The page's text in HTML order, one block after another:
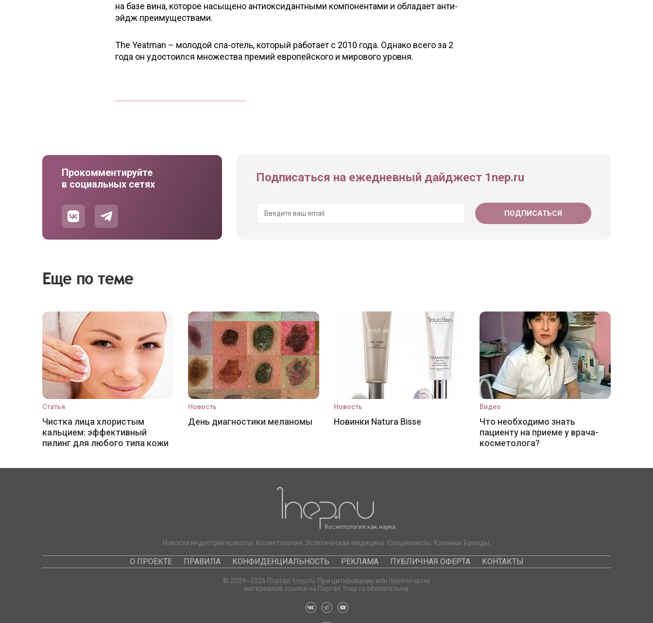
на базе вина, которое насыщено антиоксидантными компонентами и обладает анти-
эйдж преимуществами.
The Yeatman – молодой спа-отель, который работает с 2010 года. Однако всего за 2
года он удостоился множества премий европейского и мирового уровня.
Прокомментируйте
в социальных сетях
Подписаться на ежедневный дайджест 1nep.ru
Еще по теме
Статья
Чистка лица хлористым
кальцием: эффективный
пилинг для любого типа кожи
Новость
День диагностики меланомы
Новость
Новинки Natura Bisse
Видео
Что необходимо знать
пациенту на приеме у врача-
косметолога?
Новости индустрии красоты. Косметология. Эстетическая медицина. Специалисты. Клиники. Бренды.
О ПРОЕКТЕ ПРАВИЛА КОНФИДЕНЦИАЛЬНОСТЬ РЕКЛАМА ПУБЛИЧНАЯ ОФЕРТА КОНТАКТЫ
© 2009–2026 Портал 1nep.ru. При цитировании или перепечатке
материалов ссылка на Портал 1nep.ru обязательна.